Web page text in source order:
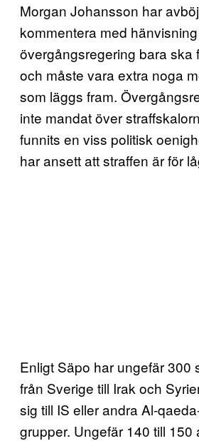
Morgan Johansson har
kommentera med
övergångsregering bara ska
och måste vara extra noga
som läggs fram.
inte mandat över
funnits en viss politisk
har ansett att straffen är för
Enligt Säpo har ungefär 300
från Sverige till Irak och
sig till IS eller andra Al-
grupper. Ungefär 140 till 150